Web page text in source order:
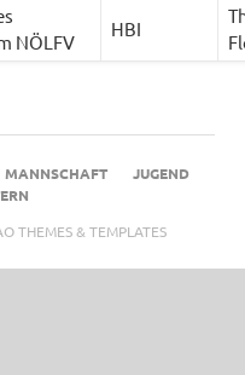
NÖLFV
HBI
MANNSCHAFT
JUGEND
THEMES & TEMPLATES